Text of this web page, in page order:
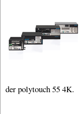
der polytouch 55 4K.